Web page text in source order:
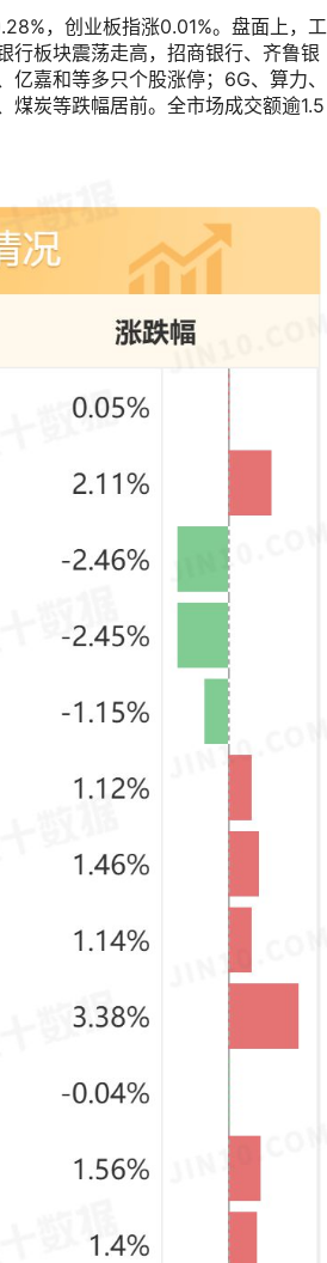
，创业板指涨0.01%。盘面上，工
行板块震荡走高，招商银行、齐鲁银
嘉和等多只个股涨停；6G、算力、
煤炭等跌幅居前。全市场成交额逾1.5